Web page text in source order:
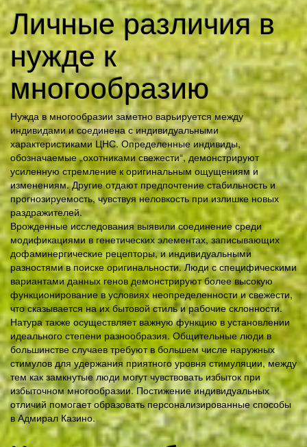
Личные различия в
нужде к
многообразию
Нужда в многообразии заметно варьируется между
индивидами и соединена с индивидуальными
характеристиками ЦНС. Определенные индивиды,
обозначаемые „охотниками свежести“, демонстрируют
усиленную стремление к оригинальным ощущениям и
изменениям. Другие отдают предпочтение стабильность и
прогнозируемость, чувствуя неловкость при излишке новых
раздражителей.
Врожденные исследования выявили соединение среди
модификациями в генетических элементах, записывающих
дофаминергические рецепторы, и индивидуальными
разностями в поиске оригинальности. Люди с специфическими
вариантами данных генов демонстрируют более высокую
функционирование в условиях неопределенности и свежести,
что сказывается на их бытовой стиль и рабочие склонности.
Натура также осуществляет важную функцию в установлении
идеального степени разнообразия. Общительные люди в
большинстве случаев требуют в большем числе наружных
стимулов для удержания приятного уровня стимуляции, между
тем как замкнутые люди могут чувствовать избыток при
избыточном многообразии. Постижение индивидуальных
отличий помогает образовать персонализированные способы
в Адмирал Казино.